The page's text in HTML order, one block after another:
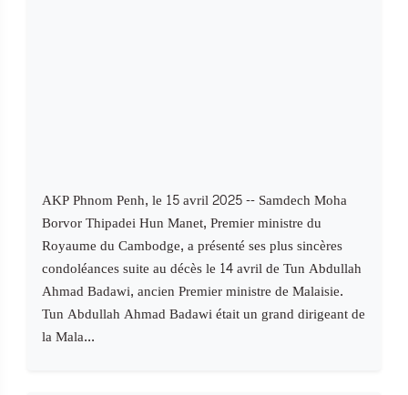
AKP Phnom Penh, le 15 avril 2025 -- Samdech Moha
Borvor Thipadei Hun Manet, Premier ministre du
Royaume du Cambodge, a présenté ses plus sincères
condoléances suite au décès le 14 avril de Tun Abdullah
Ahmad Badawi, ancien Premier ministre de Malaisie.
Tun Abdullah Ahmad Badawi était un grand dirigeant de
la Mala...